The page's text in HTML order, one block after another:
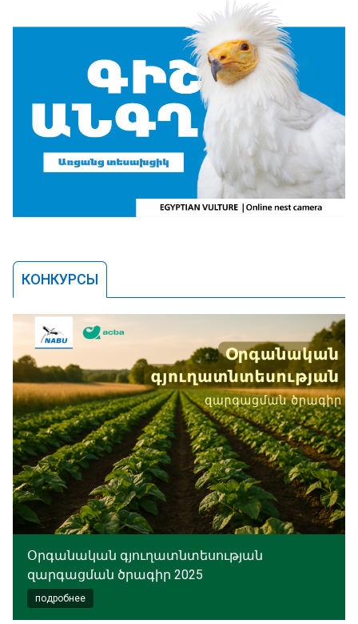
КОНКУРСЫ
Օրգանական գյուղատնտեսության
զարգացման ծրագիր 2025
подробнее